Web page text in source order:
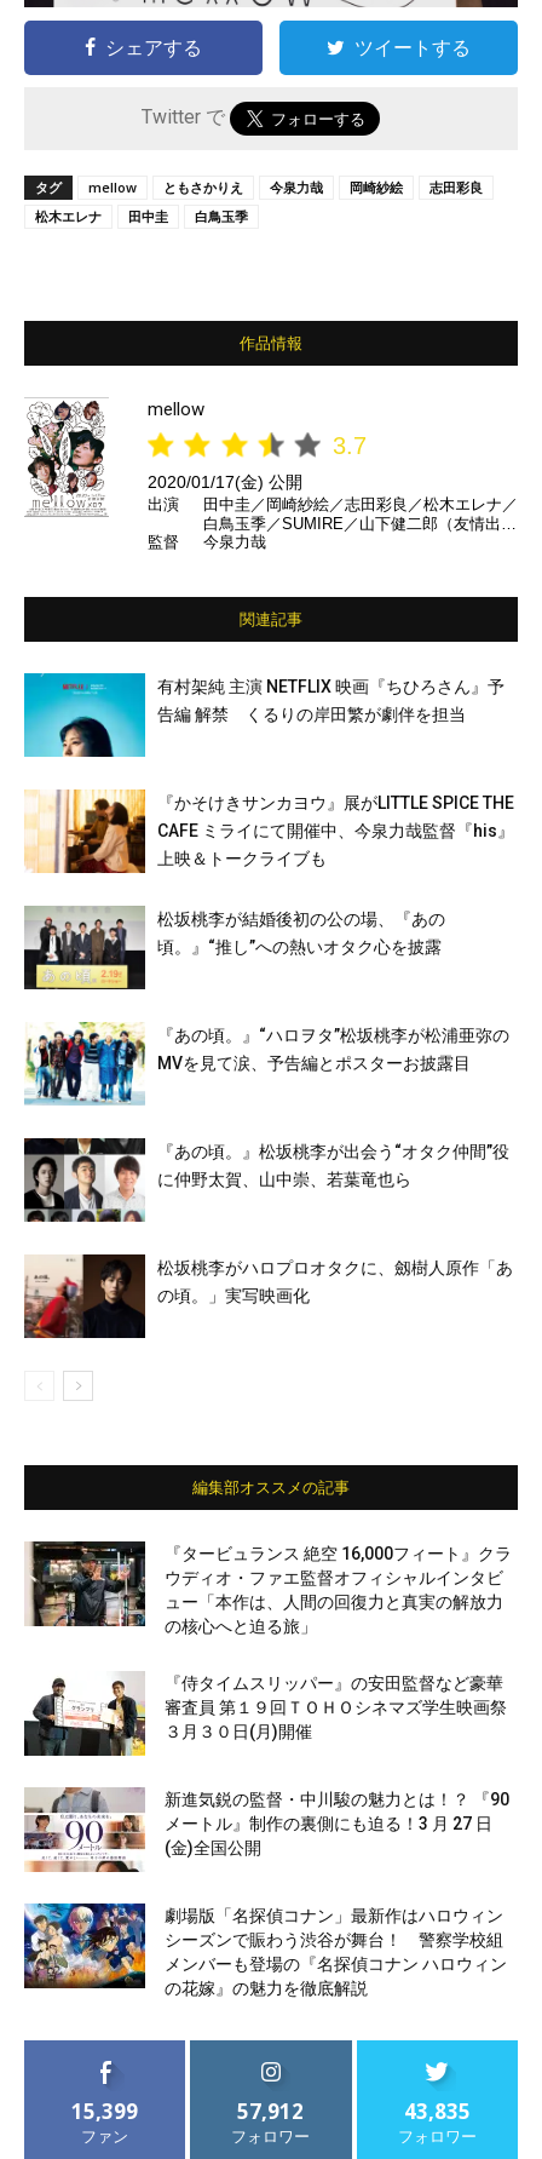
シェアする ツイートする
Twitter で
タグ mellow ともさかりえ 今泉力哉 岡崎紗絵
志田彩良
松木エレナ
田中圭 白鳥玉季
作品情報
mellow
3.7
2020/01/17(金) 公開
出演
田中圭／岡崎紗絵／志田彩良／松木エレナ／
白鳥玉季／SUMIRE／山下健二郎（友情出
演）（三代目 J SOUL BROTHERS from EXI
監督 今泉力哉
関連記事
有村架純 主演 NETFLIX 映画『ちひろさん』予
告編 解禁 くるりの岸田繁が劇伴を担当
『かそけきサンカヨウ』展がLITTLE SPICE THE
CAFE ミライにて開催中、今泉力哉監督『his』
上映＆トークライブも
松坂桃李が結婚後初の公の場、『あの
頃。』“推し”への熱いオタク心を披露
『あの頃。』“ハロヲタ”松坂桃李が松浦亜弥の
MVを見て涙、予告編とポスターお披露目
『あの頃。』松坂桃李が出会う“オタク仲間”役
に仲野太賀、山中崇、若葉竜也ら
松坂桃李がハロプロオタクに、劔樹人原作「あ
の頃。」実写映画化
編集部オススメの記事
『タービュランス 絶空 16,000フィート』クラ
ウディオ・ファエ監督オフィシャルインタビ
ュー「本作は、人間の回復力と真実の解放力
の核心へと迫る旅」
『侍タイムスリッパー』の安田監督など豪華
審査員 第１９回ＴＯＨＯシネマズ学生映画祭
３月３０日(月)開催
新進気鋭の監督・中川駿の魅力とは！？ 『90
メートル』制作の裏側にも迫る！3 月 27 日
(金)全国公開
劇場版「名探偵コナン」最新作はハロウィン
シーズンで賑わう渋谷が舞台！ 警察学校組
メンバーも登場の『名探偵コナン ハロウィン
の花嫁』の魅力を徹底解説
15,399
ファン
57,912
フォロワー
43,835
フォロワー